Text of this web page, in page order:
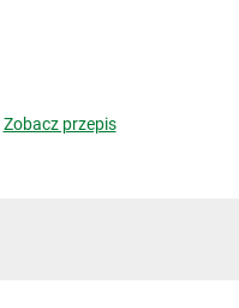
Zobacz przepis